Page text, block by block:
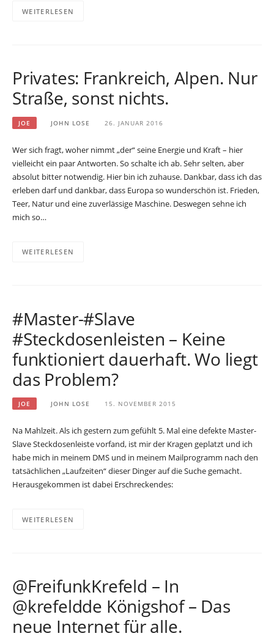
WEITERLESEN
Privates: Frankreich, Alpen. Nur
Straße, sonst nichts.
JOE JOHN LOSE 26. JANUAR 2016
Wer sich fragt, woher nimmt „der“ seine Energie und Kraft – hier
vielleicht ein paar Antworten. So schalte ich ab. Sehr selten, aber
absolut bitter notwendig. Hier bin ich zuhause. Dankbar, dass ich das
erleben darf und dankbar, dass Europa so wunderschön ist. Frieden,
Teer, Natur und eine zuverlässige Maschine. Deswegen sehne ich
mich so…
WEITERLESEN
#Master-#Slave
#Steckdosenleisten – Keine
funktioniert dauerhaft. Wo liegt
das Problem?
JOE JOHN LOSE 15. NOVEMBER 2015
Na Mahlzeit. Als ich gestern zum gefühlt 5. Mal eine defekte Master-
Slave Steckdosenleiste vorfand, ist mir der Kragen geplatzt und ich
habe mich in meinem DMS und in meinem Mailprogramm nach den
tatsächlichen „Laufzeiten“ dieser Dinger auf die Suche gemacht.
Herausgekommen ist dabei Erschreckendes:
WEITERLESEN
@FreifunkKrefeld – In
@krefeldde Königshof – Das
neue Internet für alle.